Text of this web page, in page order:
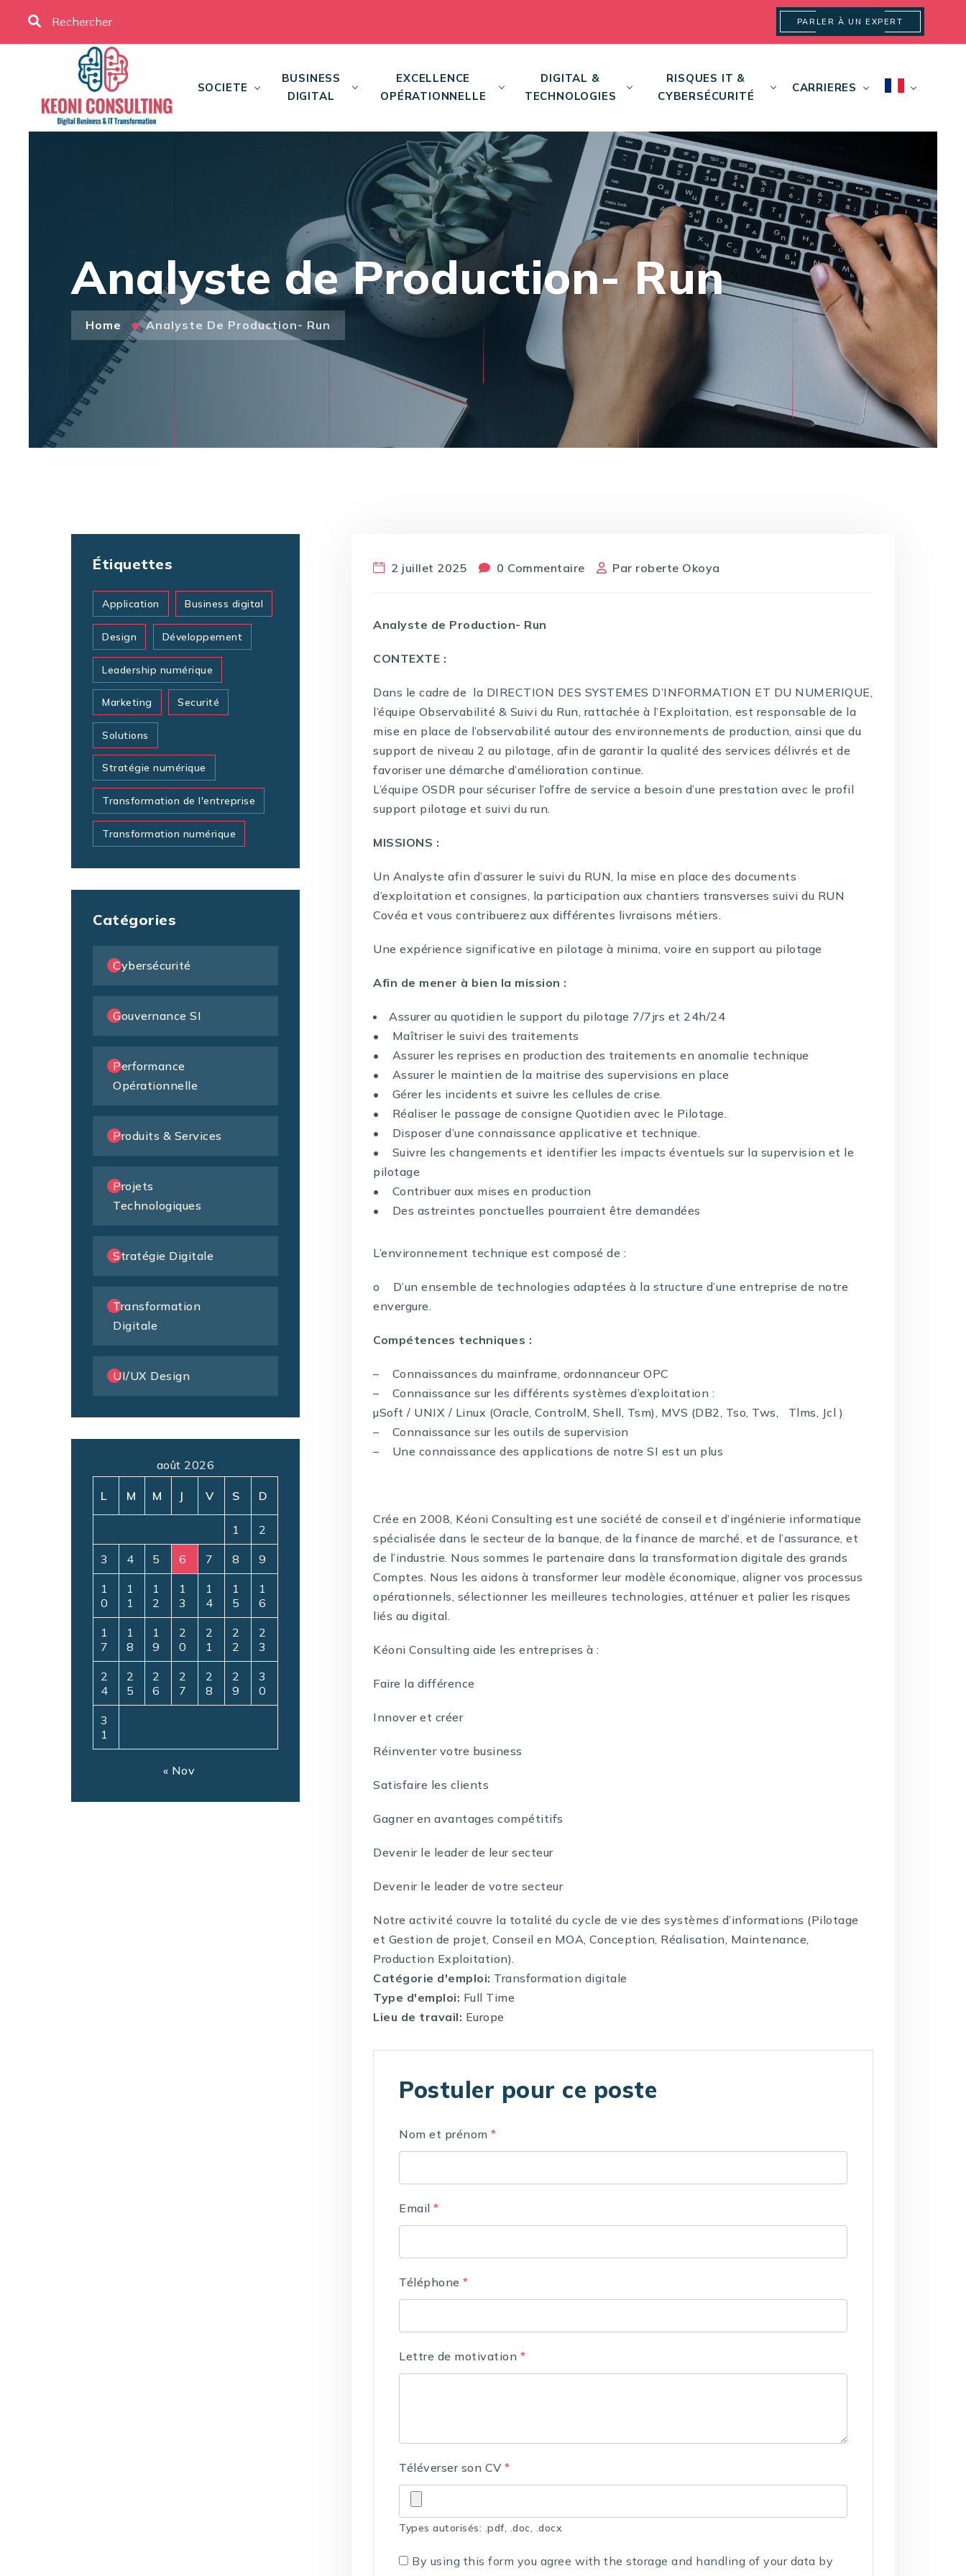
PARLER À UN EXPERT
SOCIETE
BUSINESS
DIGITAL
EXCELLENCE
OPÉRATIONNELLE
DIGITAL &
TECHNOLOGIES
RISQUES IT &
CYBERSÉCURITÉ
CARRIERES
Analyste de Production- Run
Home Analyste De Production- Run
2 juillet 2025 0 Commentaire Par roberte Okoya
Analyste de Production- Run
CONTEXTE :
Dans le cadre de la DIRECTION DES SYSTEMES D’INFORMATION ET DU NUMERIQUE,
l’équipe Observabilité & Suivi du Run, rattachée à l’Exploitation, est responsable de la
mise en place de l’observabilité autour des environnements de production, ainsi que du
support de niveau 2 au pilotage, afin de garantir la qualité des services délivrés et de
favoriser une démarche d’amélioration continue.
L’équipe OSDR pour sécuriser l’offre de service a besoin d’une prestation avec le profil
support pilotage et suivi du run.
MISSIONS :
Un Analyste afin d’assurer le suivi du RUN, la mise en place des documents
d’exploitation et consignes, la participation aux chantiers transverses suivi du RUN
Covéa et vous contribuerez aux différentes livraisons métiers.
Une expérience significative en pilotage à minima, voire en support au pilotage
Afin de mener à bien la mission :
Assurer au quotidien le support du pilotage 7/7jrs et 24h/24
• Maîtriser le suivi des traitements
• Assurer les reprises en production des traitements en anomalie technique
• Assurer le maintien de la maitrise des supervisions en place
• Gérer les incidents et suivre les cellules de crise.
• Réaliser le passage de consigne Quotidien avec le Pilotage.
• Disposer d’une connaissance applicative et technique.
• Suivre les changements et identifier les impacts éventuels sur la supervision et le
pilotage
• Contribuer aux mises en production
• Des astreintes ponctuelles pourraient être demandées
L’environnement technique est composé de :
o D’un ensemble de technologies adaptées à la structure d’une entreprise de notre
envergure.
Compétences techniques :
– Connaissances du mainframe, ordonnanceur OPC
– Connaissance sur les différents systèmes d’exploitation :
µSoft / UNIX / Linux (Oracle, ControlM, Shell, Tsm), MVS (DB2, Tso, Tws, Tlms, Jcl )
– Connaissance sur les outils de supervision
– Une connaissance des applications de notre SI est un plus
Crée en 2008, Kéoni Consulting est une société de conseil et d’ingénierie informatique
spécialisée dans le secteur de la banque, de la finance de marché, et de l’assurance, et
de l’industrie. Nous sommes le partenaire dans la transformation digitale des grands
Comptes. Nous les aidons à transformer leur modèle économique, aligner vos processus
opérationnels, sélectionner les meilleures technologies, atténuer et palier les risques
liés au digital.
Kéoni Consulting aide les entreprises à :
Faire la différence
Innover et créer
Réinventer votre business
Satisfaire les clients
Gagner en avantages compétitifs
Devenir le leader de leur secteur
Devenir le leader de votre secteur
Notre activité couvre la totalité du cycle de vie des systèmes d’informations (Pilotage
et Gestion de projet, Conseil en MOA, Conception, Réalisation, Maintenance,
Production Exploitation).
Catégorie d'emploi: Transformation digitale
Type d'emploi: Full Time
Lieu de travail: Europe
Postuler pour ce poste
Nom et prénom*
Email*
Téléphone*
Lettre de motivation *
Téléverser son CV*
Types autorisés: .pdf, .doc, .docx
By using this form you agree with the storage and handling of your data by
Étiquettes
Application Business digital
Design Développement
Leadership numérique
Marketing Securité
Solutions
Stratégie numérique
Transformation de l'entreprise
Transformation numérique
Catégories
Cybersécurité
Gouvernance SI
Performance
Opérationnelle
Produits & Services
Projets
Technologiques
Stratégie Digitale
Transformation
Digitale
UI/UX Design
août 2026
L M M J V S D
1 2
3 4 5 6 7 8 9
1
0
1
1
1
2
1
3
1
4
1
5
1
6
1
7
1
8
1
9
2
0
2
1
2
2
2
3
2
4
2
5
2
6
2
7
2
8
2
9
3
0
3
1
« Nov